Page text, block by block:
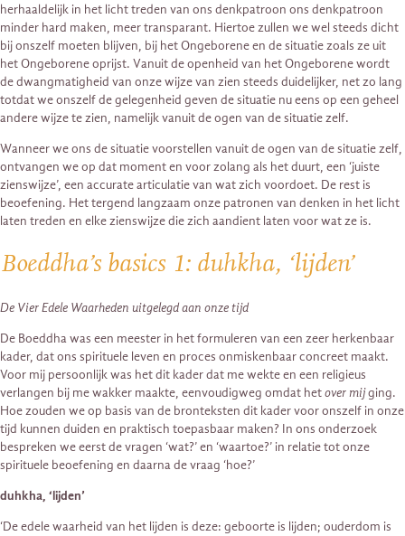
herhaaldelijk in het licht treden van ons denkpatroon ons denkpatroon
minder hard maken, meer transparant. Hiertoe zullen we wel steeds dicht
bij onszelf moeten blijven, bij het Ongeborene en de situatie zoals ze uit
het Ongeborene oprijst. Vanuit de openheid van het Ongeborene wordt
de dwangmatigheid van onze wijze van zien steeds duidelijker, net zo lang
totdat we onszelf de gelegenheid geven de situatie nu eens op een geheel
andere wijze te zien, namelijk vanuit de ogen van de situatie zelf.
Wanneer we ons de situatie voorstellen vanuit de ogen van de situatie zelf,
ontvangen we op dat moment en voor zolang als het duurt, een ‘juiste
zienswijze’, een accurate articulatie van wat zich voordoet. De rest is
beoefening. Het tergend langzaam onze patronen van denken in het licht
laten treden en elke zienswijze die zich aandient laten voor wat ze is.
Boeddha’s basics 1: duhkha, ‘lijden’
De Vier Edele Waarheden uitgelegd aan onze tijd
De Boeddha was een meester in het formuleren van een zeer herkenbaar
kader, dat ons spirituele leven en proces onmiskenbaar concreet maakt.
Voor mij persoonlijk was het dit kader dat me wekte en een religieus
verlangen bij me wakker maakte, eenvoudigweg omdat hetover mijging.
Hoe zouden we op basis van de bronteksten dit kader voor onszelf in onze
tijd kunnen duiden en praktisch toepasbaar maken? In ons onderzoek
bespreken we eerst de vragen ‘wat?’ en ‘waartoe?’ in relatie tot onze
spirituele beoefening en daarna de vraag ‘hoe?’
duhkha, ‘lijden’
‘De edele waarheid van het lijden is deze: geboorte is lijden; ouderdom is